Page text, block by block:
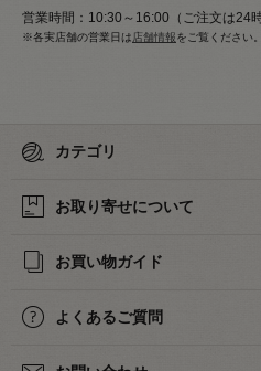
営業時間：10:30～16:00（ご注文は24時
※各実店舗の営業日は 店舗情報をご覧ください。
カテゴリ
お取り寄せについて
お買い物ガイド
よくあるご質問